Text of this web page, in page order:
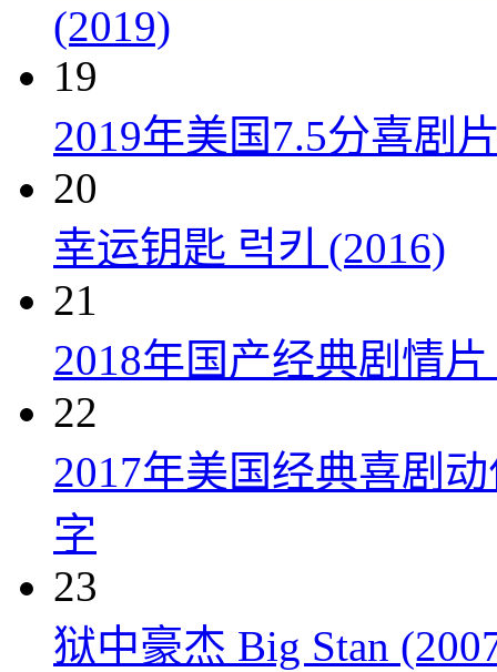
(2019)
19
2019年美国7.5分喜剧
20
幸运钥匙 럭키 (2016)
21
2018年国产经典剧情
22
2017年美国经典喜剧
字
23
狱中豪杰 Big Stan